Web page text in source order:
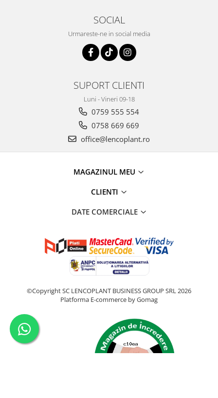
SOCIAL
Urmareste-ne in social media
SUPORT CLIENTI
Luni - Vineri 09-18
0759 555 554
0758 669 669
office@lencoplant.ro
MAGAZINUL MEU
CLIENTI
DATE COMERCIALE
©Copyright SC LENCOPLANT BUSINESS GROUP SRL 2026
Platforma E-commerce by Gomag